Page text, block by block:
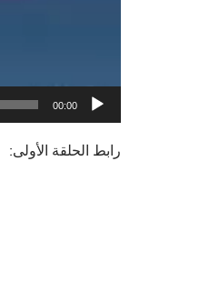
00:00
رابط الحلقة الأولى: